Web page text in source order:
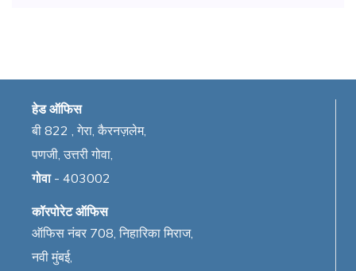
हेड ऑफिस
बी 822 , गेरा, कैरनज़लेम,
पणजी, उत्तरी गोवा,
गोवा- 403002
कॉरपोरेट ऑफिस
ऑफिस नंबर 708, निहारिका मिराज,
नवी मुंबई,